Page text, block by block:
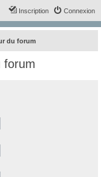
Connexion
Inscription
du forum
forum